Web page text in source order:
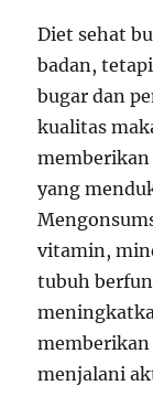
Diet sehat
badan,
bugar dan
kualitas
yang
vitamin,
tubuh
menjalani